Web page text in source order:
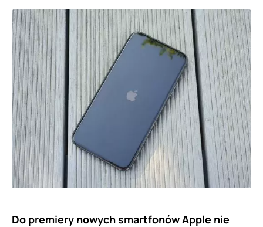
Do premiery nowych smartfonów Apple nie